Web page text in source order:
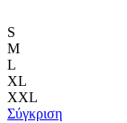
να
S
M
L
XL
XXL
Σύγκριση